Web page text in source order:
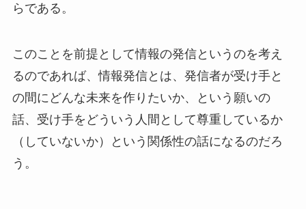
らである。
このことを前提として情報の発信というのを考え
るのであれば、情報発信とは、発信者が受け手と
の間にどんな未来を作りたいか、という願いの
話、受け手をどういう人間として尊重しているか
（していないか）という関係性の話になるのだろ
う。